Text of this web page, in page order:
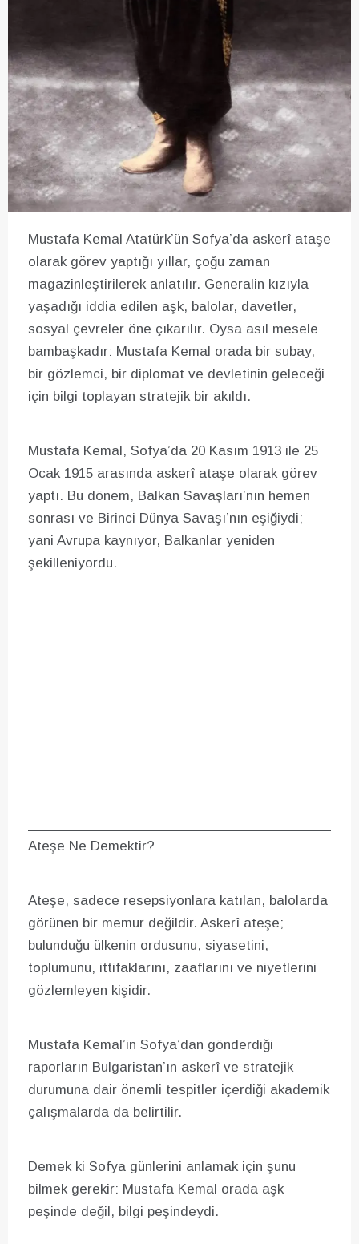
Mustafa Kemal Atatürk’ün Sofya’da askerî ataşe
olarak görev yaptığı yıllar, çoğu zaman
magazinleştirilerek anlatılır. Generalin kızıyla
yaşadığı iddia edilen aşk, balolar, davetler,
sosyal çevreler öne çıkarılır. Oysa asıl mesele
bambaşkadır: Mustafa Kemal orada bir subay,
bir gözlemci, bir diplomat ve devletinin geleceği
için bilgi toplayan stratejik bir akıldı.
Mustafa Kemal, Sofya’da 20 Kasım 1913 ile 25
Ocak 1915 arasında askerî ataşe olarak görev
yaptı. Bu dönem, Balkan Savaşları’nın hemen
sonrası ve Birinci Dünya Savaşı’nın eşiğiydi;
yani Avrupa kaynıyor, Balkanlar yeniden
şekilleniyordu.
Ateşe Ne Demektir?
Ateşe, sadece resepsiyonlara katılan, balolarda
görünen bir memur değildir. Askerî ateşe;
bulunduğu ülkenin ordusunu, siyasetini,
toplumunu, ittifaklarını, zaaflarını ve niyetlerini
gözlemleyen kişidir.
Mustafa Kemal’in Sofya’dan gönderdiği
raporların Bulgaristan’ın askerî ve stratejik
durumuna dair önemli tespitler içerdiği akademik
çalışmalarda da belirtilir.
Demek ki Sofya günlerini anlamak için şunu
bilmek gerekir: Mustafa Kemal orada aşk
peşinde değil, bilgi peşindeydi.